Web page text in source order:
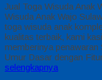
Jual Toga Wisuda Anak
Wisuda Anak Wajo
toga wisuda anak
kualitas terbaik, kami
memberinya penawaran
Umur Dasar dengan
selengkapnya